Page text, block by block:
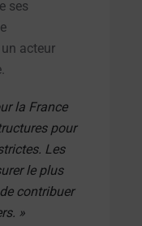
ses
acteur
la France
pour
Les
le plus
contribuer
»